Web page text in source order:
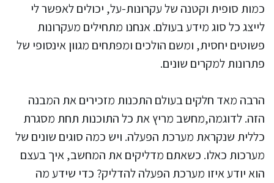
כמות סופית וקטנה של עקרונות-על, יכולים לאפשר לי
לייצג כל סוג מידע בעולם. אנחנו מתחילים מעקרונות
פשוטים יחסית, ומשם הולכים ומפתחים מגוון אינסופי של
פתרונות למקרים שונים.
הרבה מאד חלקים בעולם התכנות מזכירים את המבנה
הזה. לדוגמה,מחשב מריץ את כל התוכנות תחת מסגרת
כללית שנקראת מערכת הפעלה. ויש כמה סוגים שונים של
מערכות כאלו. כשאתם מדליקים את המחשב, איך בעצם
הוא יודע איזו מערכת הפעלה להדליק? כדי שידע מה